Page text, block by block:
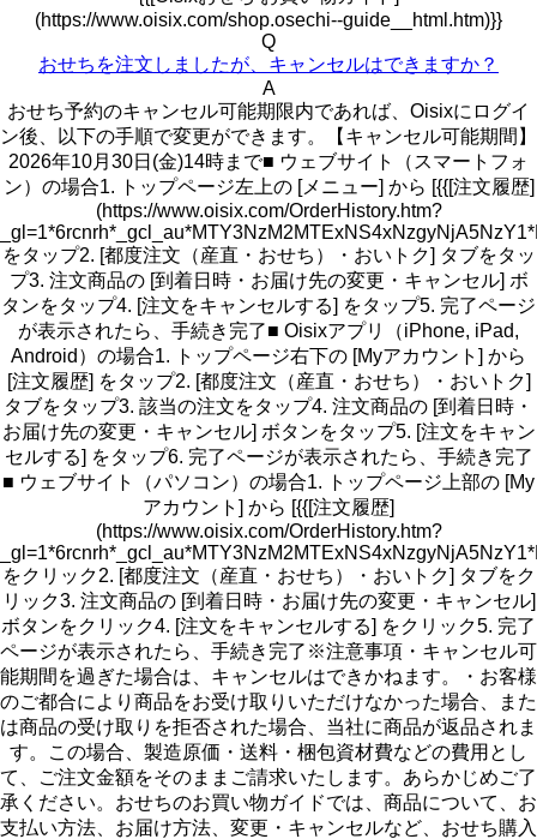
(https://www.oisix.com/shop.osechi--guide__html.htm)}}
Q
おせちを注文しましたが、キャンセルはできますか？
A
おせち予約のキャンセル可能期限内であれば、Oisixにログイ
ン後、以下の手順で変更ができます。【キャンセル可能期間】
2026年10月30日(金)14時まで■ ウェブサイト（スマートフォ
ン）の場合1. トップページ左上の [メニュー] から [{{[注文履歴]
(https://www.oisix.com/OrderHistory.htm?
をタップ2. [都度注文（産直・おせち）・おいトク] タブをタッ
プ3. 注文商品の [到着日時・お届け先の変更・キャンセル] ボ
タンをタップ4. [注文をキャンセルする] をタップ5. 完了ページ
が表示されたら、手続き完了■ Oisixアプリ（iPhone, iPad,
Android）の場合1. トップページ右下の [Myアカウント] から
[注文履歴] をタップ2. [都度注文（産直・おせち）・おいトク]
タブをタップ3. 該当の注文をタップ4. 注文商品の [到着日時・
お届け先の変更・キャンセル] ボタンをタップ5. [注文をキャン
セルする] をタップ6. 完了ページが表示されたら、手続き完了
■ ウェブサイト（パソコン）の場合1. トップページ上部の [My
アカウント] から [{{[注文履歴]
(https://www.oisix.com/OrderHistory.htm?
をクリック2. [都度注文（産直・おせち）・おいトク] タブをク
リック3. 注文商品の [到着日時・お届け先の変更・キャンセル]
ボタンをクリック4. [注文をキャンセルする] をクリック5. 完了
ページが表示されたら、手続き完了※注意事項・キャンセル可
能期間を過ぎた場合は、キャンセルはできかねます。・お客様
のご都合により商品をお受け取りいただけなかった場合、また
は商品の受け取りを拒否された場合、当社に商品が返品されま
す。この場合、製造原価・送料・梱包資材費などの費用とし
て、ご注文金額をそのままご請求いたします。あらかじめご了
承ください。おせちのお買い物ガイドでは、商品について、お
支払い方法、お届け方法、変更・キャンセルなど、おせち購入